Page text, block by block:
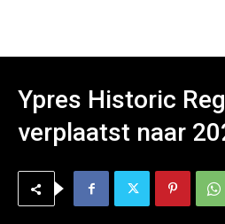
Ypres Historic
verplaatst naar